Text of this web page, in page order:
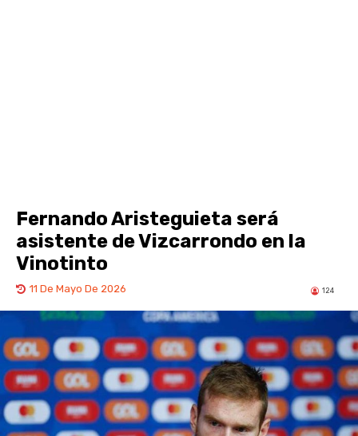
Fernando Aristeguieta será
asistente de Vizcarrondo en la
Vinotinto
11 De Mayo De 2026 124